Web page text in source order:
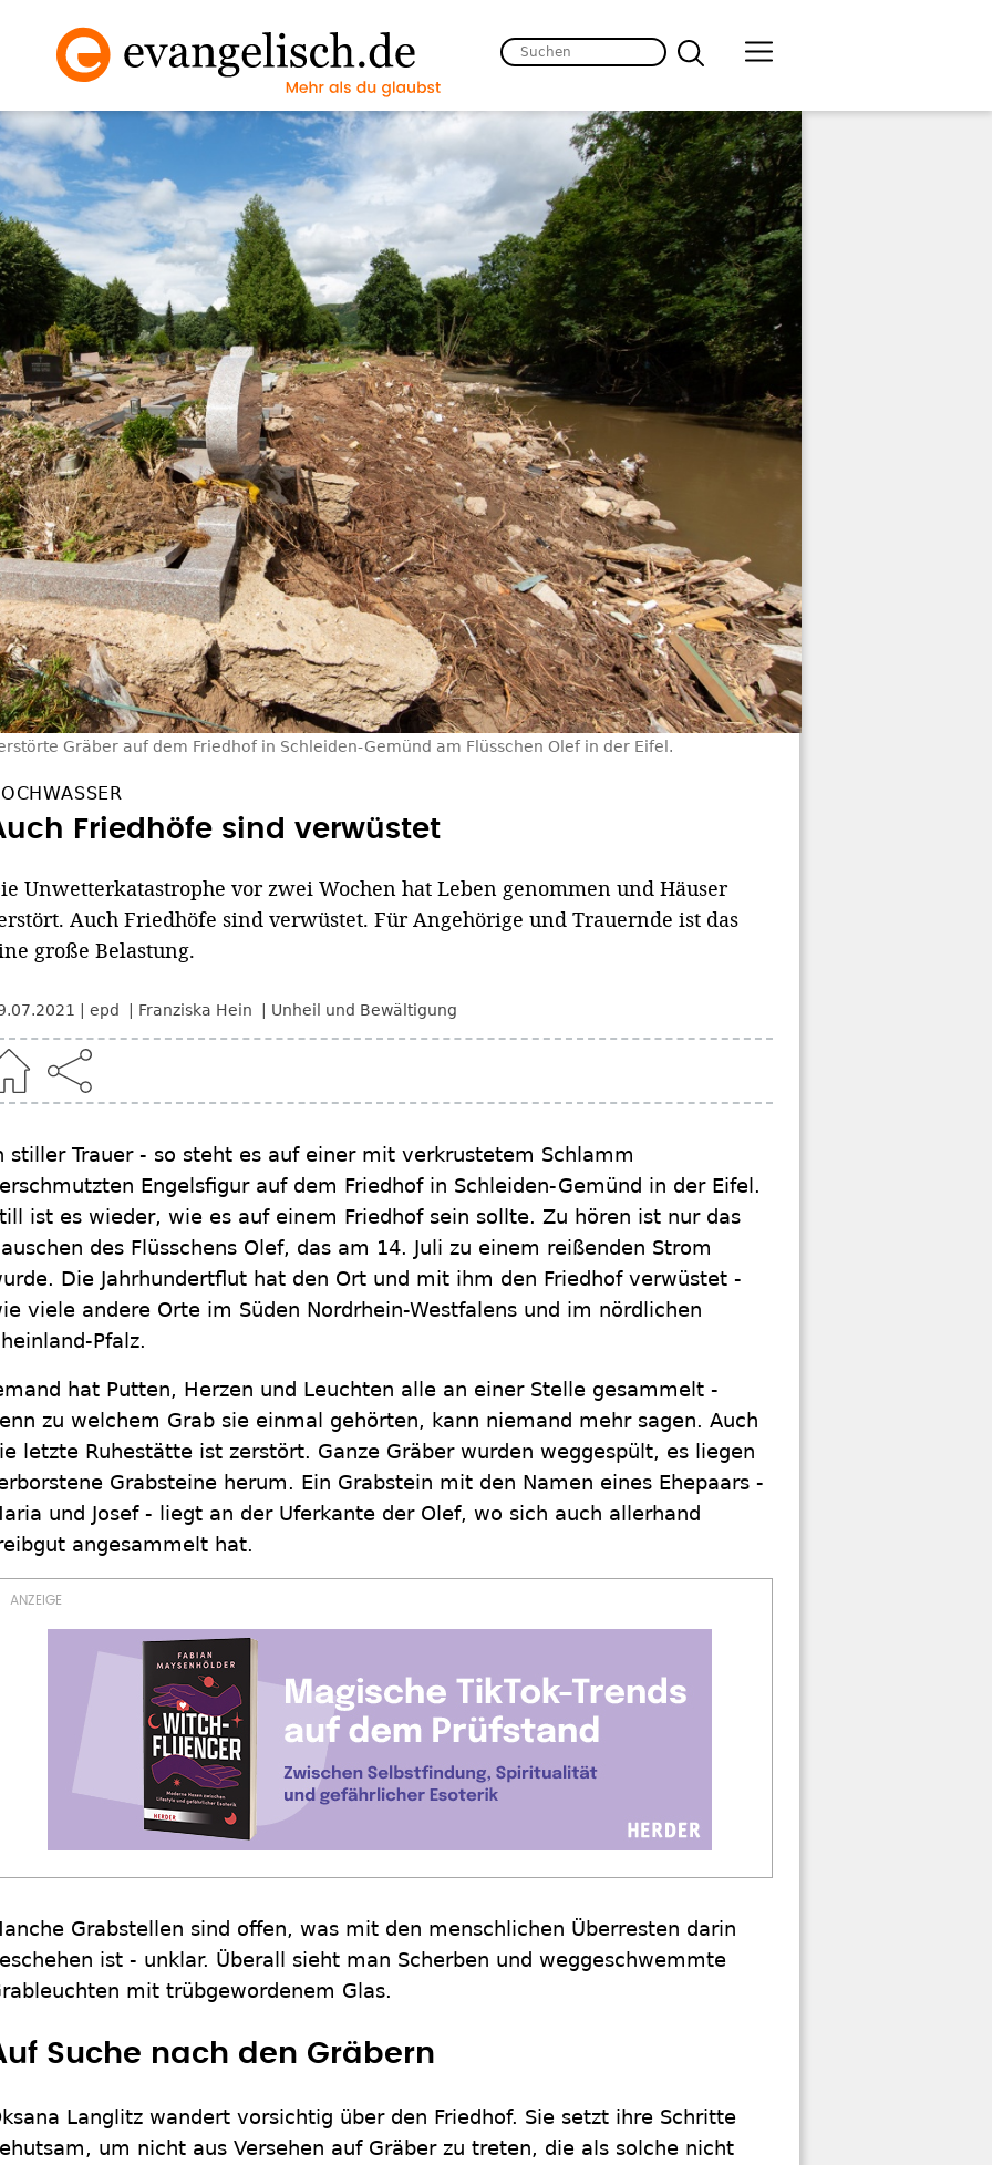
Gräber auf dem Friedhof in Schleiden-Gemünd am Flüsschen Olef in der Eifel.
Friedhöfe sind verwüstet
Unwetterkatastrophe vor zwei Wochen hat Leben genommen und Häuser
Auch Friedhöfe sind verwüstet. Für Angehörige und Trauernde ist das
große Belastung.
epd Franziska Hein Unheil und Bewältigung
stiller Trauer - so steht es auf einer mit verkrustetem Schlamm
Engelsfigur auf dem Friedhof in Schleiden-Gemünd in der Eifel.
ist es wieder, wie es auf einem Friedhof sein sollte. Zu hören ist nur das
des Flüsschens Olef, das am 14. Juli zu einem reißenden Strom
Die Jahrhundertflut hat den Ort und mit ihm den Friedhof verwüstet -
viele andere Orte im Süden Nordrhein-Westfalens und im nördlichen
Pfalz.
hat Putten, Herzen und Leuchten alle an einer Stelle gesammelt -
zu welchem Grab sie einmal gehörten, kann niemand mehr sagen. Auch
letzte Ruhestätte ist zerstört. Ganze Gräber wurden weggespült, es liegen
Grabsteine herum. Ein Grabstein mit den Namen eines Ehepaars -
und Josef - liegt an der Uferkante der Olef, wo sich auch allerhand
angesammelt hat.
Grabstellen sind offen, was mit den menschlichen Überresten darin
ist - unklar. Überall sieht man Scherben und weggeschwemmte
mit trübgewordenem Glas.
Suche nach den Gräbern
Langlitz wandert vorsichtig über den Friedhof. Sie setzt ihre Schritte
um nicht aus Versehen auf Gräber zu treten, die als solche nicht